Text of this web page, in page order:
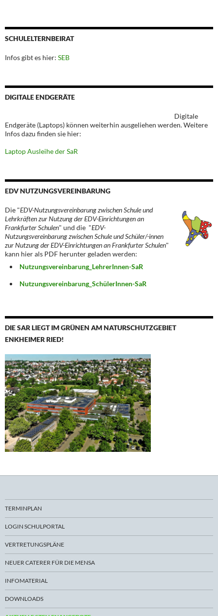
SCHULELTERNBEIRAT
Infos gibt es hier: SEB
DIGITALE ENDGERÄTE
Digitale
Endgeräte (Laptops) können weiterhin ausgeliehen werden. Weitere
Infos dazu finden sie hier:
Laptop Ausleihe der SaR
EDV NUTZUNGSVEREINBARUNG
Die "EDV-Nutzungsvereinbarung zwischen Schule und
Lehrkräften zur Nutzung der EDV-Einrichtungen an
Frankfurter Schulen" und die "EDV-
Nutzungsvereinbarung zwischen Schule und Schüler/-innen
zur Nutzung der EDV-Einrichtungen an Frankfurter Schulen"
kann hier als PDF herunter geladen werden:
Nutzungsvereinbarung_LehrerInnen-SaR
Nutzungsvereinbarung_SchülerInnen-SaR
DIE SAR LIEGT IM GRÜNEN AM NATURSCHUTZGEBIET
ENKHEIMER RIED!
TERMINPLAN
LOGIN SCHULPORTAL
VERTRETUNGSPLÄNE
NEUER CATERER FÜR DIE MENSA
INFOMATERIAL
DOWNLOADS